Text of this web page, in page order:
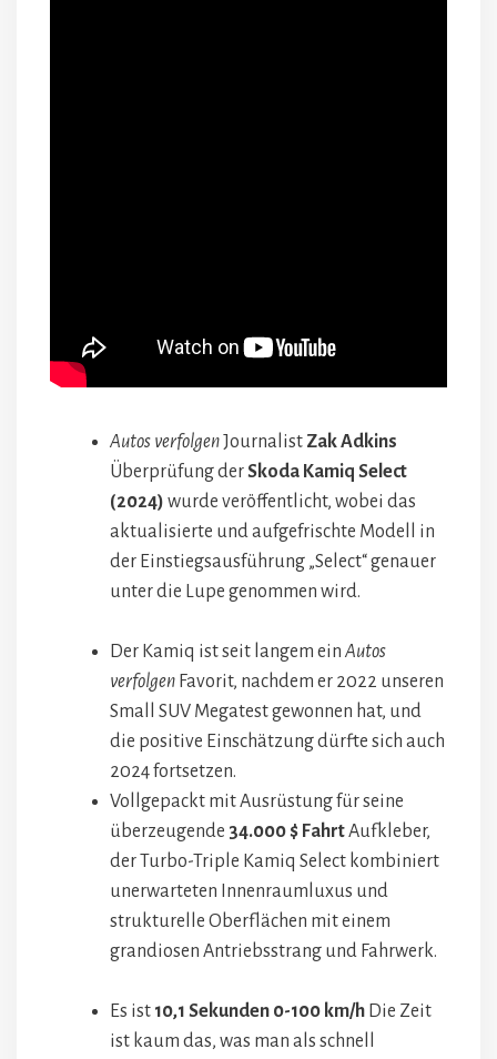
Autos verfolgenJournalist Zak Adkins
Überprüfung derSkoda Kamiq Select
(2024) wurde veröffentlicht, wobei das
aktualisierte und aufgefrischte Modell in
der Einstiegsausführung „Select“ genauer
unter die Lupe genommen wird.
Der Kamiq ist seit langem ein Autos
verfolgen Favorit, nachdem er 2022 unseren
Small SUV Megatest gewonnen hat, und
die positive Einschätzung dürfte sich auch
2024 fortsetzen.
Vollgepackt mit Ausrüstung für seine
überzeugende 34.000 $ FahrtAufkleber,
der Turbo-Triple Kamiq Select kombiniert
unerwarteten Innenraumluxus und
strukturelle Oberflächen mit einem
grandiosen Antriebsstrang und Fahrwerk.
Es ist 10,1 Sekunden 0-100 km/h Die Zeit
ist kaum das, was man als schnell